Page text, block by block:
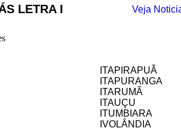
LETRA I Veja
ITAPIRAPUÃ
ITAPURANGA
ITARUMÃ
ITAUÇU
ITUMBIARA
IVOLÂNDIA